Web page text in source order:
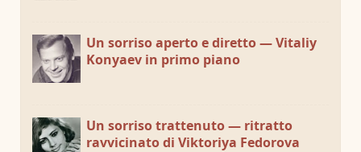
Un sorriso aperto e diretto — Vitaliy
Konyaev in primo piano
Un sorriso trattenuto — ritratto
ravvicinato di Viktoriya Fedorova